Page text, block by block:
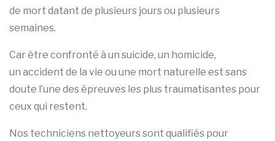
de mort datant de plusieurs jours ou plusieurs
semaines.
Car être confronté à un suicide, un homicide,
un accident de la vie ou une mort naturelle est sans
doute l’une des épreuves les plus traumatisantes pour
ceux qui restent.
Nos techniciens nettoyeurs sont qualifiés pour